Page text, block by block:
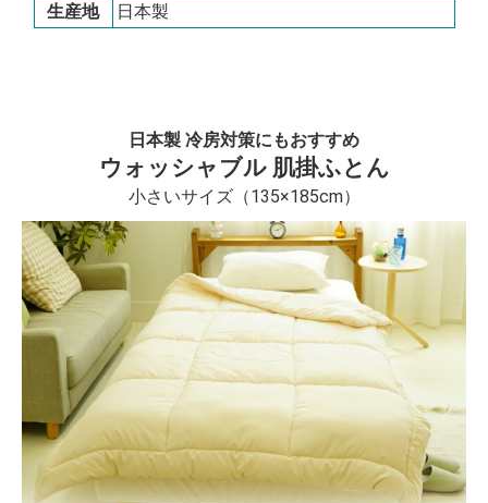
生産地
日本製
日本製 冷房対策にもおすすめ
ウォッシャブル 肌掛ふとん
小さいサイズ（135×185cm）